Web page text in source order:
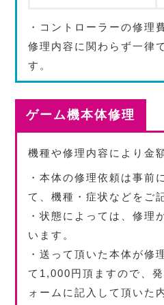
・コントローラーの修理
修理内容に関わらず一律
す。
ゲーム機本体修理
機種や修理内容により金
・本体の修理依頼は事前
て、機種・症状などをご
・状態によっては、修理
います。
・送って頂いた本体が修
て1,000円頂ますので、
ォームに記入して頂いた